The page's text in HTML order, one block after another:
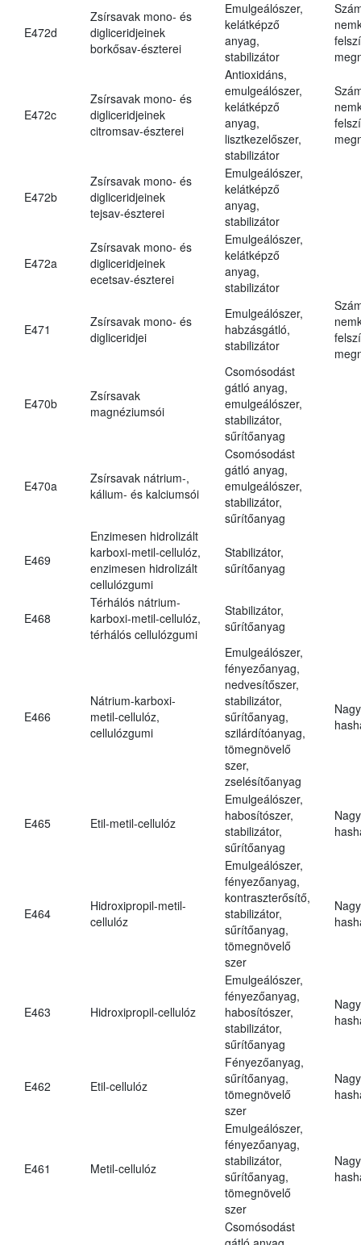
E472d
Zsírsavak mono- és
digliceridjeinek
borkősav-észterei
Emulgeálószer,
kelátképző
anyag,
stabilizátor
E472c
Zsírsavak mono- és
digliceridjeinek
citromsav-észterei
Antioxidáns,
emulgeálószer,
kelátképző
anyag,
lisztkezelőszer,
stabilizátor
E472b
Zsírsavak mono- és
digliceridjeinek
tejsav-észterei
Emulgeálószer,
kelátképző
anyag,
stabilizátor
E472a
Zsírsavak mono- és
digliceridjeinek
ecetsav-észterei
Emulgeálószer,
kelátképző
anyag,
stabilizátor
E471
Zsírsavak mono- és
digliceridjei
Emulgeálószer,
habzásgátló,
stabilizátor
E470b
Zsírsavak
magnéziumsói
Csomósodást
gátló anyag,
emulgeálószer,
stabilizátor,
sűrítőanyag
E470a
Zsírsavak nátrium-,
kálium- és kalciumsói
Csomósodást
gátló anyag,
emulgeálószer,
stabilizátor,
sűrítőanyag
E469
Enzimesen hidrolizált
karboxi-metil-cellulóz,
enzimesen hidrolizált
cellulózgumi
Stabilizátor,
sűrítőanyag
E468
Térhálós nátrium-
karboxi-metil-cellulóz,
térhálós cellulózgumi
Stabilizátor,
sűrítőanyag
E466
Nátrium-karboxi-
metil-cellulóz,
cellulózgumi
Emulgeálószer,
fényezőanyag,
nedvesítőszer,
stabilizátor,
sűrítőanyag,
szilárdítóanyag,
tömegnövelő
szer,
zselésítőanyag
E465 Etil-metil-cellulóz
Emulgeálószer,
habosítószer,
stabilizátor,
sűrítőanyag
E464
Hidroxipropil-metil-
cellulóz
Emulgeálószer,
fényezőanyag,
kontraszterősítő,
stabilizátor,
sűrítőanyag,
tömegnövelő
szer
E463 Hidroxipropil-cellulóz
Emulgeálószer,
fényezőanyag,
habosítószer,
stabilizátor,
sűrítőanyag
E462 Etil-cellulóz
Fényezőanyag,
sűrítőanyag,
tömegnövelő
szer
E461 Metil-cellulóz
Emulgeálószer,
fényezőanyag,
stabilizátor,
sűrítőanyag,
tömegnövelő
szer
Csomósodást